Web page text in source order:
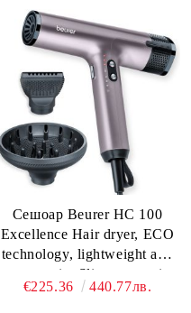
Сешоар Beurer HC 100
Excellence Hair dryer, ECO
technology, lightweight and
ergonomic, Slim, magnetic
nozzle and diffuser, Ion
€225.36 440.77лв.